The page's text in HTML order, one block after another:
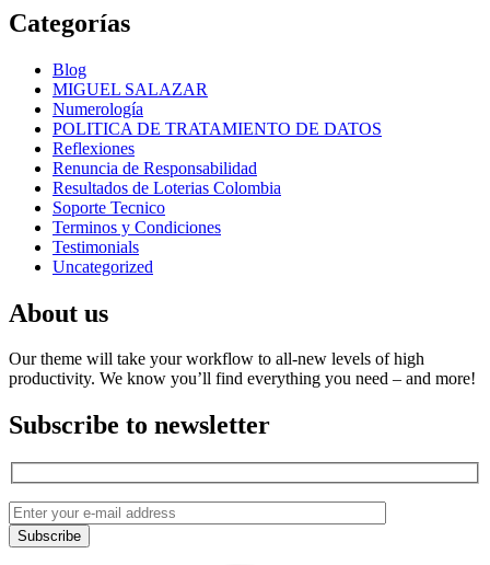
Categorías
Blog
MIGUEL SALAZAR
Numerología
POLITICA DE TRATAMIENTO DE DATOS
Reflexiones
Renuncia de Responsabilidad
Resultados de Loterias Colombia
Soporte Tecnico
Terminos y Condiciones
Testimonials
Uncategorized
About us
Our theme will take your workflow to all-new levels of high
productivity. We know you’ll find everything you need – and more!
Subscribe to newsletter